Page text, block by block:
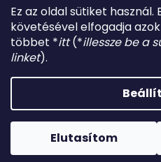
Ez az oldal sütiket használ.
követésével elfogadja
többet *itt(*illessze be a
linket).
Elutasítom
Copyright 2026CTD